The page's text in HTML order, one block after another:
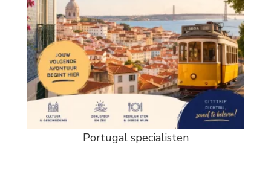
Portugal specialisten